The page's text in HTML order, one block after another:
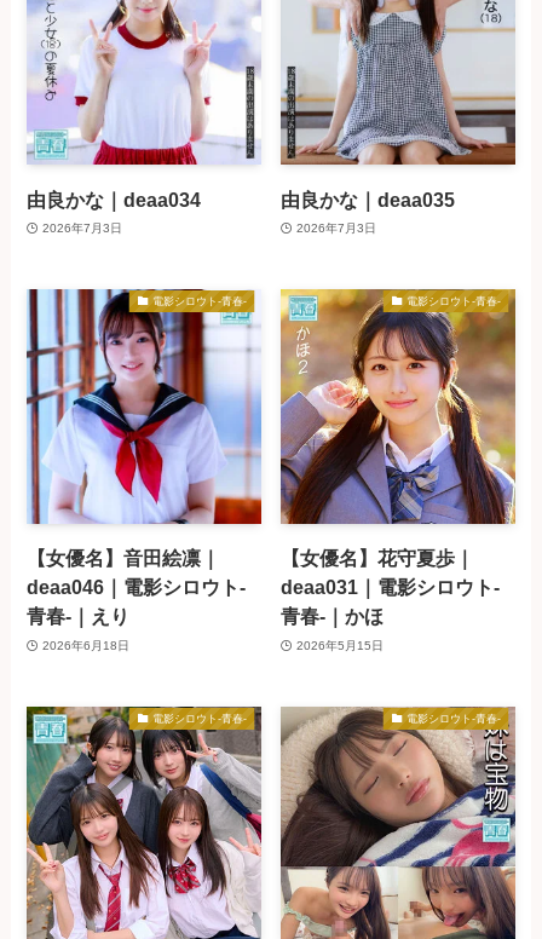
由良かな｜deaa034
2026年7月3日
由良かな｜deaa035
2026年7月3日
電影シロウト-青春-
【女優名】音田絵凛｜
deaa046｜電影シロウト-
青春-｜えり
2026年6月18日
電影シロウト-青春-
【女優名】花守夏歩｜
deaa031｜電影シロウト-
青春-｜かほ
2026年5月15日
電影シロウト-青春- 電影シロウト-青春-